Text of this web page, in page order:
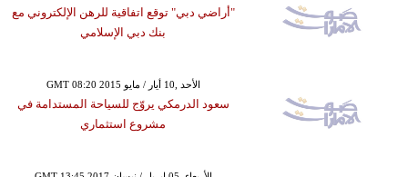
"أراضي دبي" توقع اتفاقية للرهن الإلكتروني مع
بنك دبي الإسلامي
GMT 08:20 2015 الأحد ,10 أيار / مايو
سعود الدرمكي يروّج للسياحة المستدامة في
مشروع استثماري